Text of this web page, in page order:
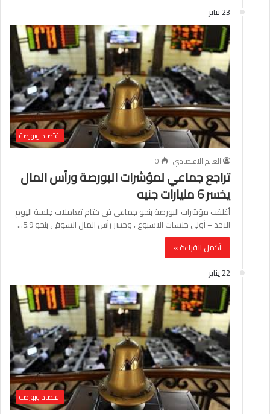
23 يناير
اقتصاد وبورصة
العالم الاقتصادي
0
تراجع جماعي لمؤشرات البورصة ورأس المال
يخسر 6 مليارات جنيه
أغلقت مؤشرات البورصة بنحو جماعي في ختام تعاملات جلسة اليوم
الاحد – أولي جلسات الاسبوع ، وخسر رأس المال السوقي بنحو 5.9…
أكمل القراءة »
22 يناير
اقتصاد وبورصة